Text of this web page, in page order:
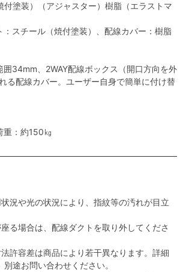
付塗装）（アジャスター）樹脂（エラストマ
スチール（焼付塗装）、配線カバー：樹脂
34mm、2WAY配線ボックス（開口方向を外
る配線カバー。ユーザー自身で簡単に付け替
：約150㎏
況や光の状況により、指紋等の汚れが目立
る場合は、配線ダクトを取り外してくださ
許容差は商品により若干異なります。詳細
途お問い合わせください。